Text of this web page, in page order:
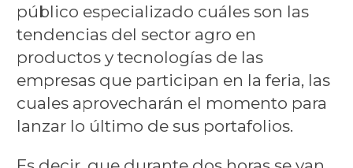
público especializado cuáles son las
tendencias del sector agro en
productos y tecnologías de las
empresas que participan en la feria, las
cuales aprovecharán el momento para
lanzar lo último de sus portafolios.